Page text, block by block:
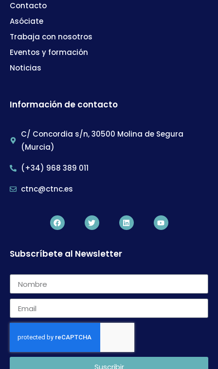
Contacto
Asóciate
Trabaja con nosotros
Eventos y formación
Noticias
Información de contacto
C/ Concordia s/n, 30500 Molina de Segura
(Murcia)
(+34) 968 389 011
ctnc@ctnc.es
Subscríbete al Newsletter
Suscribir